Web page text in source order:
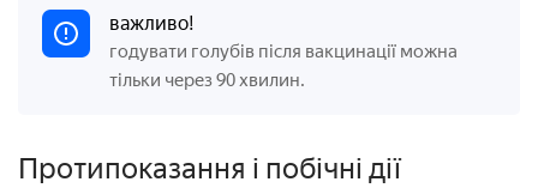
важливо!
годувати голубів після вакцинації можна
тільки через 90 хвилин.
Протипоказання і побічні дії